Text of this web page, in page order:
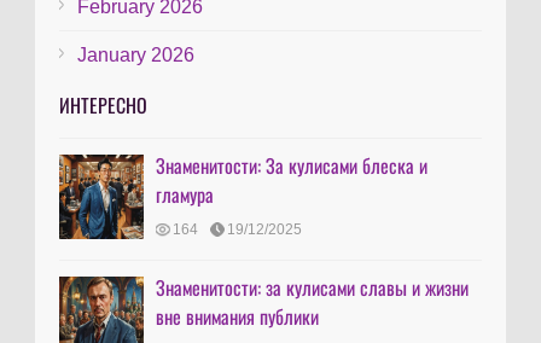
February 2026
January 2026
ИНТЕРЕСНО
Знаменитости: За кулисами блеска и
гламура
164 19/12/2025
Знаменитости: за кулисами славы и жизни
вне внимания публики